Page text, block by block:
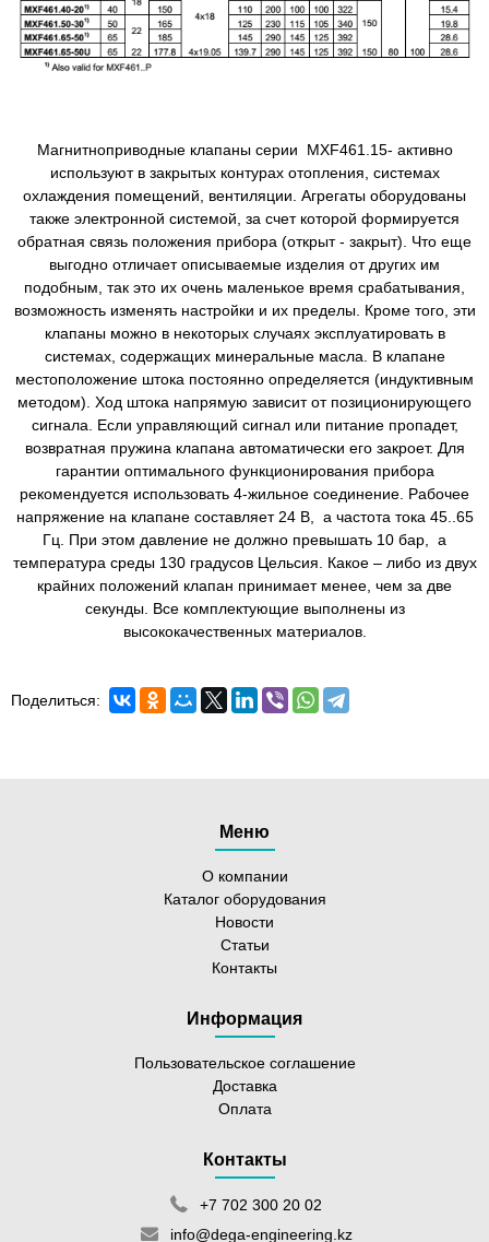
Магнитноприводные клапаны серии MXF461.15- активно
используют в закрытых контурах отопления, системах
охлаждения помещений, вентиляции. Агрегаты оборудованы
также электронной системой, за счет которой формируется
обратная связь положения прибора (открыт - закрыт). Что еще
выгодно отличает описываемые изделия от других им
подобным, так это их очень маленькое время срабатывания,
возможность изменять настройки и их пределы. Кроме того, эти
клапаны можно в некоторых случаях эксплуатировать в
системах, содержащих минеральные масла. В клапане
местоположение штока постоянно определяется (индуктивным
методом). Ход штока напрямую зависит от позиционирующего
сигнала. Если управляющий сигнал или питание пропадет,
возвратная пружина клапана автоматически его закроет. Для
гарантии оптимального функционирования прибора
рекомендуется использовать 4-жильное соединение. Рабочее
напряжение на клапане составляет 24 В, а частота тока 45..65
Гц. При этом давление не должно превышать 10 бар, а
температура среды 130 градусов Цельсия. Какое – либо из двух
крайних положений клапан принимает менее, чем за две
секунды. Все комплектующие выполнены из
высококачественных материалов.
Поделиться:
Меню
О компании
Каталог оборудования
Новости
Статьи
Контакты
Информация
Пользовательское соглашение
Доставка
Оплата
Контакты
+7 702 300 20 02
info@dega-engineering.kz